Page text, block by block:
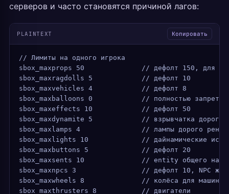
серверов и часто становятся причиной лагов:
PLAINTEXT Копировать
// Лимиты на одного игрока
sbox_maxprops 50              // дефолт 150, для
sbox_maxragdolls 5            // дефолт 10
sbox_maxvehicles 4            // дефолт 8
sbox_maxballoons 0            // полностью
sbox_maxeffects 10            // дефолт 50
sbox_maxdynamite 5            // взрывчатка дорогая
sbox_maxlamps 4               // лампы дорого
sbox_maxlights 10             // дайнамические
sbox_maxbuttons 5             // дефолт 20
sbox_maxsents 10              // entity общего
sbox_maxnpcs 3                // дефолт 10, NPC жрут
sbox_maxwheels 8              // колёса для машин
sbox_maxthrusters 8           // двигатели